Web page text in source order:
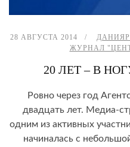
28 АВГУСТА 2014
ЖУРНАЛ
20 ЛЕТ – В
Ровно через год
двадцать лет. Медиа-
одним из активных
начиналась с